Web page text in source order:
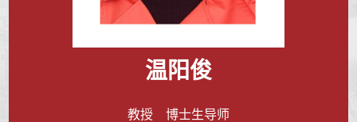
温阳俊
教授 博士生导师